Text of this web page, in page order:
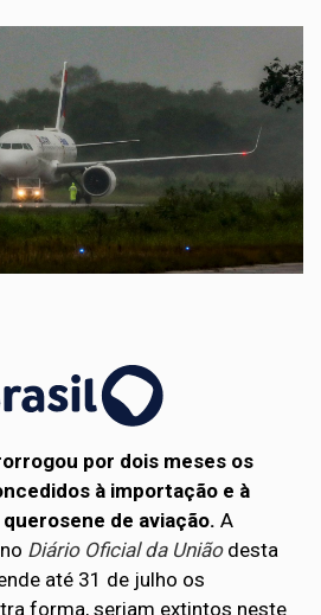
por dois meses os
à importação e à
de aviação. A
Diário Oficial da União desta
até 31 de julho os
forma, seriam extintos neste